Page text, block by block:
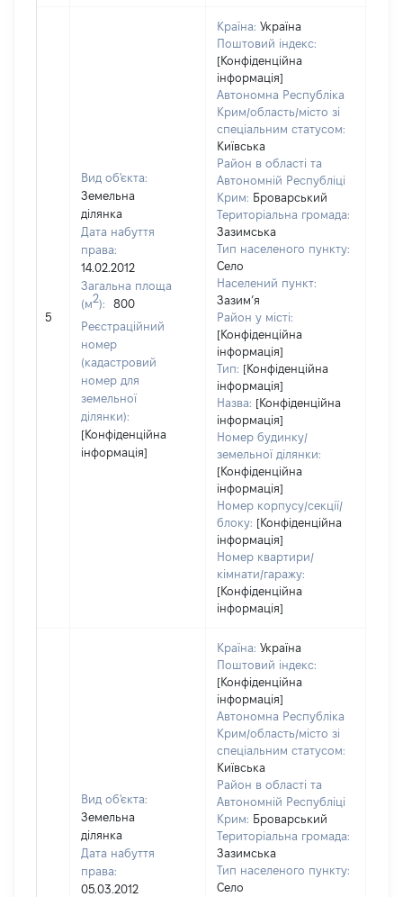
5
Вид об'єкта:
Земельна
ділянка
Дата набуття
права:
14.02.2012
Загальна площа
(м2):
800
Реєстраційний
номер
(кадастровий
номер для
земельної
ділянки):
[Конфіденційна
інформація]
Країна: Україна
Поштовий індекс:
[Конфіденційна
інформація]
Автономна Республіка
Крим/область/місто зі
спеціальним статусом:
Київська
Район в області та
Автономній Республіці
Крим: Броварський
Територіальна громада:
Зазимська
Тип населеного пункту:
Село
Населений пункт:
Зазим’я
Район у місті:
[Конфіденційна
інформація]
Тип: [Конфіденційна
інформація]
Назва: [Конфіденційна
інформація]
Номер будинку/
земельної ділянки:
[Конфіденційна
інформація]
Номер корпусу/секції/
блоку: [Конфіденційна
інформація]
Номер квартири/
кімнати/гаражу:
[Конфіденційна
інформація]
Вид об'єкта:
Земельна
ділянка
Дата набуття
права:
05.03.2012
Країна: Україна
Поштовий індекс:
[Конфіденційна
інформація]
Автономна Республіка
Крим/область/місто зі
спеціальним статусом:
Київська
Район в області та
Автономній Республіці
Крим: Броварський
Територіальна громада:
Зазимська
Тип населеного пункту:
Село